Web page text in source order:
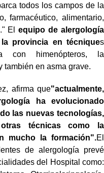
todos los campos de la
farmacéutico, alimentario,
Elequipo de alergología
provincia en técniques
con himenópteros, la
también en asma grave.
afirma que"actualmente,
ha evolucionado
las nuevas tecnologías,
técnicas como la
mucho la formación".El
de alergología prevé
del Hospital como: